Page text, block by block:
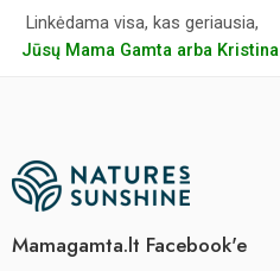
Linkėdama visa, kas geriausia,
Jūsų Mama Gamta arba Kristina
Mamagamta.lt Facebook'e